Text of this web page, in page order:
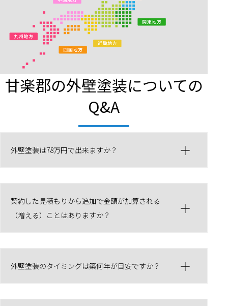
甘楽郡の外壁塗装についての
Q&A
外壁塗装は78万円で出来ますか？
契約した見積もりから追加で金額が加算される
（増える）ことはありますか？
外壁塗装のタイミングは築何年が目安ですか？